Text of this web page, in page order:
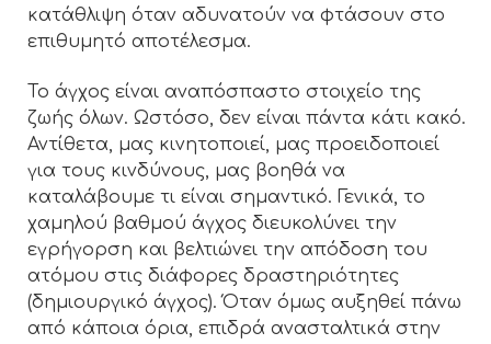
κατάθλιψη όταν αδυνατούν να φτάσουν στο
επιθυμητό αποτέλεσμα.
Το άγχος είναι αναπόσπαστο στοιχείο της
ζωής όλων. Ωστόσο, δεν είναι πάντα κάτι κακό.
Αντίθετα, μας κινητοποιεί, μας προειδοποιεί
για τους κινδύνους, μας βοηθά να
καταλάβουμε τι είναι σημαντικό. Γενικά, το
χαμηλού βαθμού άγχος διευκολύνει την
εγρήγορση και βελτιώνει την απόδοση του
ατόμου στις διάφορες δραστηριότητες
(δημιουργικό άγχος). Όταν όμως αυξηθεί πάνω
από κάποια όρια, επιδρά ανασταλτικά στην